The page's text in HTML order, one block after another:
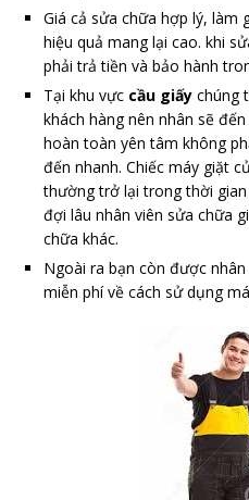
Giá cả sửa chữa hợp lý, làm
hiệu quả mang lại cao. khi
phải trả tiền và bảo hành
Tại khu vực cầu giấy chúng
khách hàng nên nhân sẽ
hoàn toàn yên tâm không
đến nhanh. Chiếc máy giặt
thường trở lại trong thời
đợi lâu nhân viên sửa chữa
chữa khác.
Ngoài ra bạn còn được
miễn phí về cách sử dụng